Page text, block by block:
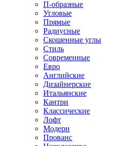
П-образные
Угловые
Прямые
Радиусные
Скошенные углы
Стиль
Современные
Евро
Английские
Дизайнерские
Итальянские
Кантри
Классические
Лофт
Модерн
Прованс